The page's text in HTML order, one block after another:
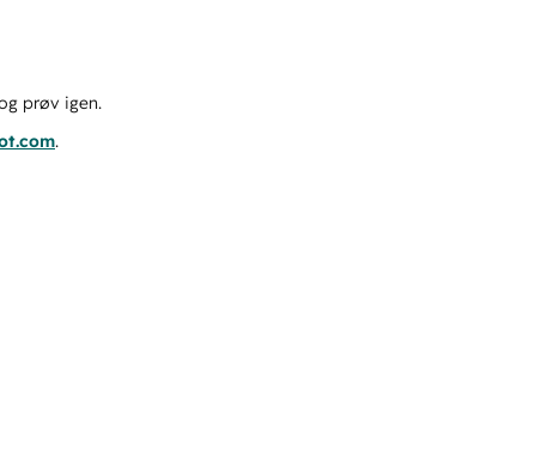
prøv igen.
.